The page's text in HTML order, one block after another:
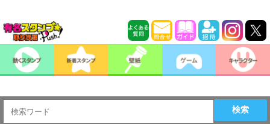
検索